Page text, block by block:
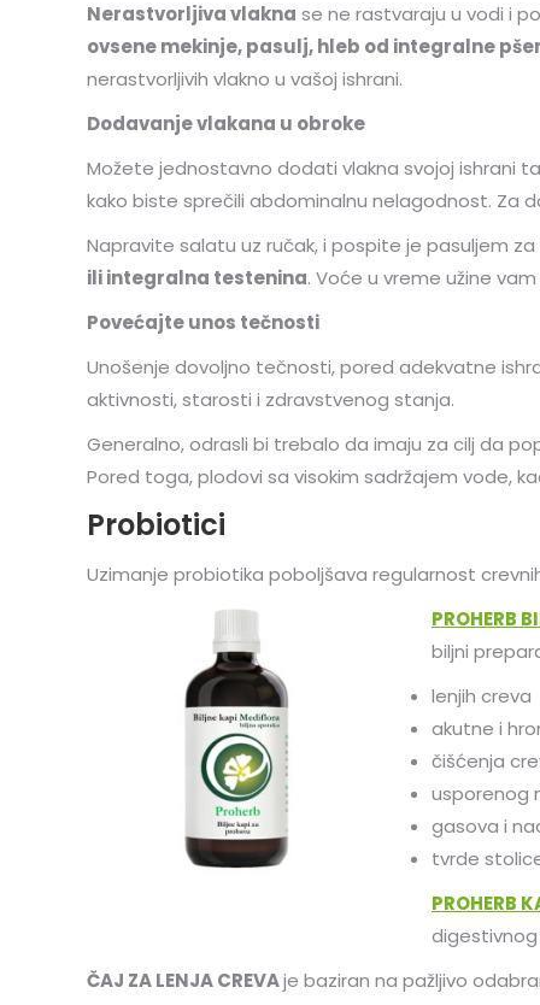
Nerastvorljiva vlakna se ne rastvaraju u vodi i
ovsene mekinje, pasulj, hleb od integralne
nerastvorljivih vlakno u vašoj ishrani.
Dodavanje vlakana u obroke
Možete jednostavno dodati vlakna svojoj ishrani
kako biste sprečili abdominalnu nelagodnost. Za
Napravite salatu uz ručak, i pospite je pasuljem
ili integralna testenina. Voće u vreme užine
Povećajte unos tečnosti
Unošenje dovoljno tečnosti, pored adekvatne
aktivnosti, starosti i zdravstvenog stanja.
Generalno, odrasli bi trebalo da imaju za cilj da
Pored toga, plodovi sa visokim sadržajem vode,
Probiotici
Uzimanje probiotika poboljšava regularnost
PROHERB
biljni
lenjih creva
akutne i
čišćenja
usporenog
gasova i
tvrde
PROHERB
ČAJ ZA LENJA CREVAje baziran na pažljivo